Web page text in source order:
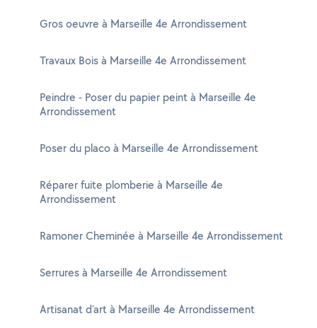
Gros oeuvre à Marseille 4e Arrondissement
Travaux Bois à Marseille 4e Arrondissement
Peindre - Poser du papier peint à Marseille 4e
Arrondissement
Poser du placo à Marseille 4e Arrondissement
Réparer fuite plomberie à Marseille 4e
Arrondissement
Ramoner Cheminée à Marseille 4e Arrondissement
Serrures à Marseille 4e Arrondissement
Artisanat d'art à Marseille 4e Arrondissement